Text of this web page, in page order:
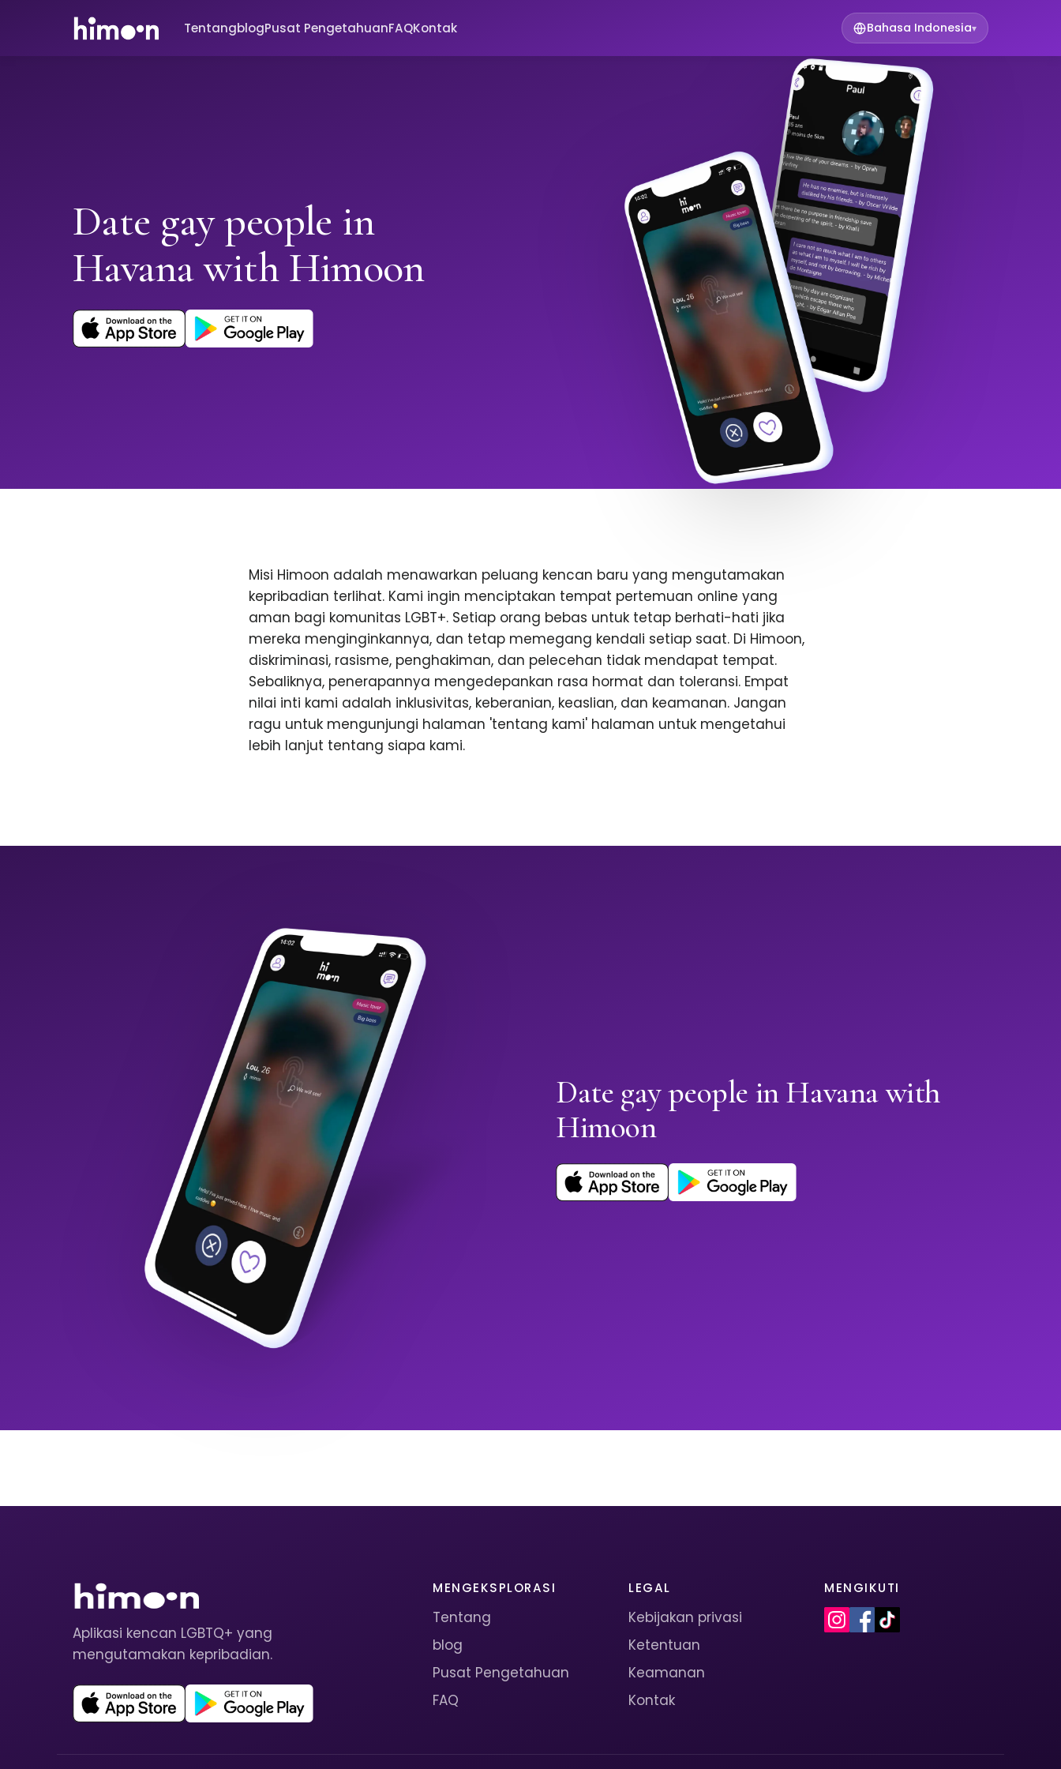
TentangblogPusat PengetahuanFAQKontak Bahasa Indonesia▾
Date gay people in
Havana with Himoon
Misi Himoon adalah menawarkan peluang kencan baru yang mengutamakan
kepribadian terlihat. Kami ingin menciptakan tempat pertemuan online yang
aman bagi komunitas LGBT+. Setiap orang bebas untuk tetap berhati-hati jika
mereka menginginkannya, dan tetap memegang kendali setiap saat. Di Himoon,
diskriminasi, rasisme, penghakiman, dan pelecehan tidak mendapat tempat.
Sebaliknya, penerapannya mengedepankan rasa hormat dan toleransi. Empat
nilai inti kami adalah inklusivitas, keberanian, keaslian, dan keamanan. Jangan
ragu untuk mengunjungi halaman 'tentang kami' halaman untuk mengetahui
lebih lanjut tentang siapa kami.
Date gay people in Havana with
Himoon
Aplikasi kencan LGBTQ+ yang
mengutamakan kepribadian.
MENGEKSPLORASI
Tentang
blog
Pusat Pengetahuan
FAQ
LEGAL
Kebijakan privasi
Ketentuan
Keamanan
Kontak
MENGIKUTI